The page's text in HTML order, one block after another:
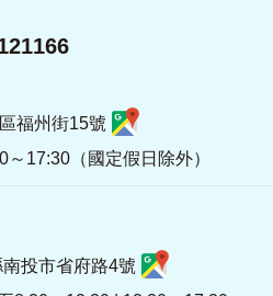
福州街15號
17:30（國定假日除外）
投市省府路4號